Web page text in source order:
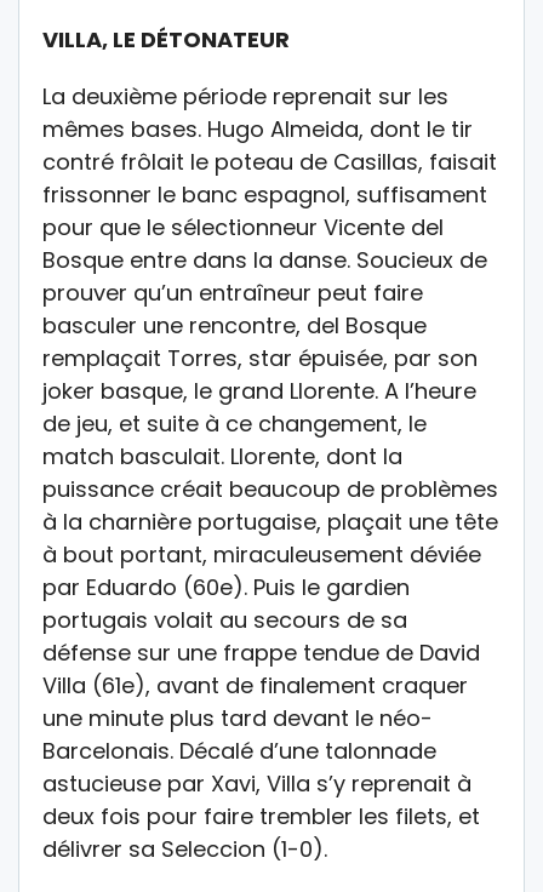
VILLA, LE DÉTONATEUR
La deuxième période reprenait sur les
mêmes bases. Hugo Almeida, dont le tir
contré frôlait le poteau de Casillas, faisait
frissonner le banc espagnol, suffisament
pour que le sélectionneur Vicente del
Bosque entre dans la danse. Soucieux de
prouver qu’un entraîneur peut faire
basculer une rencontre, del Bosque
remplaçait Torres, star épuisée, par son
joker basque, le grand Llorente. A l’heure
de jeu, et suite à ce changement, le
match basculait. Llorente, dont la
puissance créait beaucoup de problèmes
à la charnière portugaise, plaçait une tête
à bout portant, miraculeusement déviée
par Eduardo (60e). Puis le gardien
portugais volait au secours de sa
défense sur une frappe tendue de David
Villa (61e), avant de finalement craquer
une minute plus tard devant le néo-
Barcelonais. Décalé d’une talonnade
astucieuse par Xavi, Villa s’y reprenait à
deux fois pour faire trembler les filets, et
délivrer sa Seleccion (1-0).